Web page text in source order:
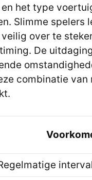
het type
Slimme spelers
over te
De
combinatie